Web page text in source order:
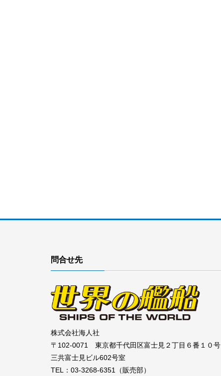
問合せ先
株式会社海人社
〒102-0071 東京都千代田区富士見２丁目６番１０号
三共富士見ビル602号室
TEL：03-3268-6351（販売部）